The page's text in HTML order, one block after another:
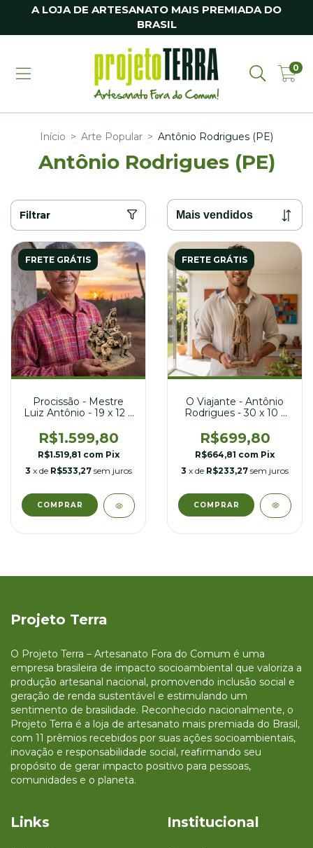
A LOJA DE ARTESANATO MAIS PREMIADA DO
BRASIL
0
Início > Arte Popular > Antônio Rodrigues (PE)
Antônio Rodrigues (PE)
Filtrar
FRETE GRÁTIS
Procissão - Mestre
Luiz Antônio - 19 x 12 x
R$1.599,80
R$1.519,81 com Pix
3 x de R$533,27 sem juros
FRETE GRÁTIS
O Viajante - Antônio
Rodrigues - 30 x 10 x
R$699,80
R$664,81 com Pix
3 x de R$233,27 sem juros
Projeto Terra
O Projeto Terra – Artesanato Fora do Comum é uma
empresa brasileira de impacto socioambiental que valoriza a
produção artesanal nacional, promovendo inclusão social e
geração de renda sustentável e estimulando um
sentimento de brasilidade. Reconhecido nacionalmente, o
Projeto Terra é a loja de artesanato mais premiada do Brasil,
com 11 prêmios recebidos por suas ações socioambientais,
inovação e responsabilidade social, reafirmando seu
propósito de gerar impacto positivo para pessoas,
comunidades e o planeta.
Links Institucional